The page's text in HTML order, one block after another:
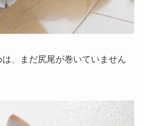
、まだ尻尾が巻いていません